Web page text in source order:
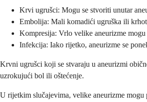
Krvi ugrušci: Mogu se stvoriti unutar
Embolija: Mali komadići ugruška ili
Kompresija: Vrlo velike aneurizme
Infekcija: Iako rijetko, aneurizme se
Krvni ugrušci koji se stvaraju u aneurizmi
uzrokujući bol ili oštećenje.
U rijetkim slučajevima, velike aneurizme